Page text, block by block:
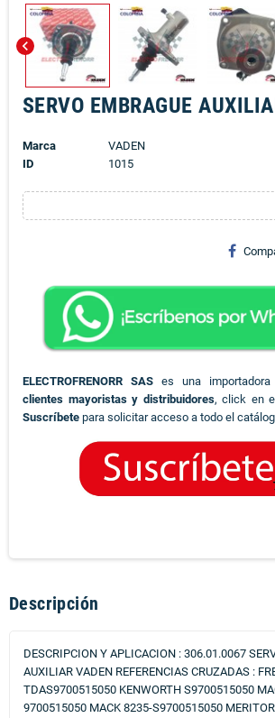
chevron_left
SERVO EMBRAGUE
Marca
VADEN
ID
1015
ELECTROFRENORR SAS es una
clientes mayoristas y distribuidores, click en
Suscríbete para solicitar acceso a todo el
Descripción
DESCRIPCION Y APLICACION : 306.01.0067
AUXILIAR VADEN REFERENCIAS CRUZADAS :
TDAS9700515050 KENWORTH S9700515050
9700515050 MACK 8235-S9700515050